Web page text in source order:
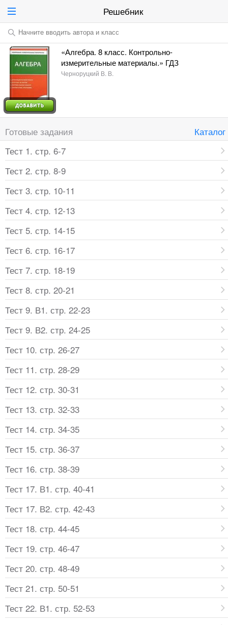
Решебник
Начните вводить автора и класс
«Алгебра. 8 класс. Контрольно-
измерительные материалы.» ГДЗ
Черноруцкий В. В.
Готовые задания
Каталог
Тест 1. стр. 6-7
Тест 2. стр. 8-9
Тест 3. стр. 10-11
Тест 4. стр. 12-13
Тест 5. стр. 14-15
Тест 6. стр. 16-17
Тест 7. стр. 18-19
Тест 8. стр. 20-21
Тест 9. В1. стр. 22-23
Тест 9. В2. стр. 24-25
Тест 10. стр. 26-27
Тест 11. стр. 28-29
Тест 12. стр. 30-31
Тест 13. стр. 32-33
Тест 14. стр. 34-35
Тест 15. стр. 36-37
Тест 16. стр. 38-39
Тест 17. В1. стр. 40-41
Тест 17. В2. стр. 42-43
Тест 18. стр. 44-45
Тест 19. стр. 46-47
Тест 20. стр. 48-49
Тест 21. стр. 50-51
Тест 22. В1. стр. 52-53